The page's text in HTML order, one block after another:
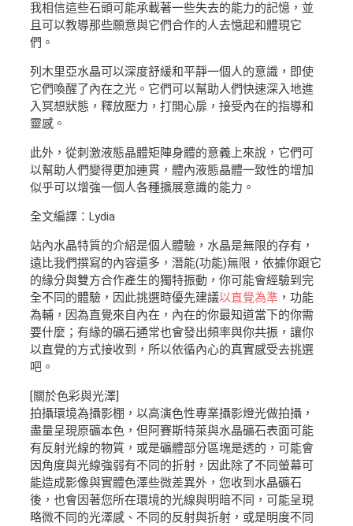
我相信這些石頭可能承載著一些失去的能力的記憶，並
且可以教導那些願意與它們合作的人去憶起和體現它
們。
列木里亞水晶可以深度舒緩和平靜一個人的意識，即使
它們喚醒了內在之光。它們可以幫助人們快速深入地進
入冥想狀態，釋放壓力，打開心扉，接受內在的指導和
靈感。
此外，從刺激液態晶體矩陣身體的意義上來說，它們可
以幫助人們變得更加連貫，體內液態晶體一致性的增加
似乎可以增強一個人各種擴展意識的能力。
全文編譯：Lydia
站內水晶特質的介紹是個人體驗，水晶是無限的存有，
遠比我們撰寫的內容還多，潛能(功能)無限，依據你跟它
的緣分與雙方合作產生的獨特振動，你可能會經驗到完
全不同的體驗，因此挑選時優先建議以直覺為準 ，功能
為輔，因為直覺來自內在，內在的你最知道當下的你需
要什麼；有緣的礦石通常也會發出頻率與你共振，讓你
以直覺的方式接收到，所以依循內心的真實感受去挑選
吧。
[關於色彩與光澤]
拍攝環境為攝影棚，以高演色性專業攝影燈光做拍攝，
盡量呈現原礦本色，但阿賽斯特萊與水晶礦石表面可能
有反射光線的物質，或是礦體部分區塊是透的，可能會
因角度與光線強弱有不同的折射，因此除了不同螢幕可
能造成影像與實體色澤些微差異外，您收到水晶礦石
後，也會因著您所在環境的光線與明暗不同，可能呈現
略微不同的光澤感、不同的反射與折射，或是明度不同